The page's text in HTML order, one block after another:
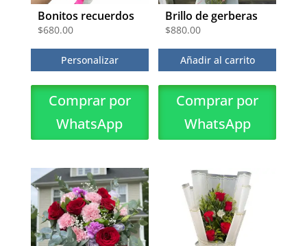
Bonitos recuerdos
$680.00
Personalizar
Comprar por
WhatsApp
Brillo de gerberas
$880.00
Añadir al carrito
Comprar por
WhatsApp